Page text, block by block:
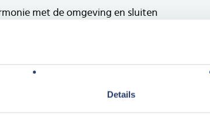
Details
met de omgeving en sluiten
het meer gelegen is, heeft
gedeeltelijk uitzicht over het
Ontdek dit prachtige park en